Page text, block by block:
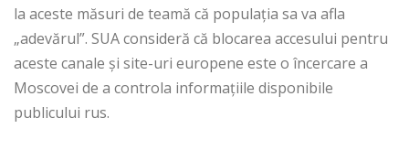
la aceste măsuri de teamă că populația sa va afla
„adevărul”. SUA consideră că blocarea accesului pentru
aceste canale și site-uri europene este o încercare a
Moscovei de a controla informațiile disponibile
publicului rus.